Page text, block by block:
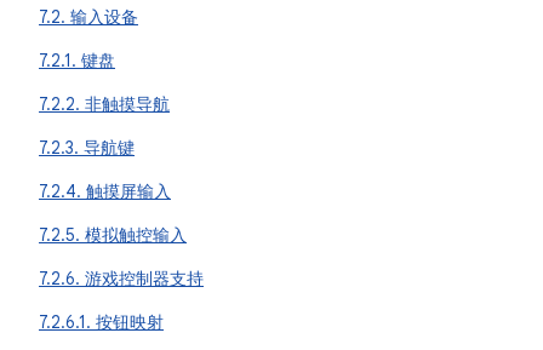
7.2. 输入设备
7.2.1. 键盘
7.2.2. 非触摸导航
7.2.3. 导航键
7.2.4. 触摸屏输入
7.2.5. 模拟触控输入
7.2.6. 游戏控制器支持
7.2.6.1. 按钮映射